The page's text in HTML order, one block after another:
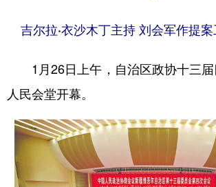
浙江 安徽 福建
山东 河南 湖北
广东
四川 贵州 云南
陕西
新疆 内蒙古 黑龙江
吉尔拉·衣沙木丁主持 刘会军作提
1月26日上午，自治区政协十三届
人民会堂开幕。